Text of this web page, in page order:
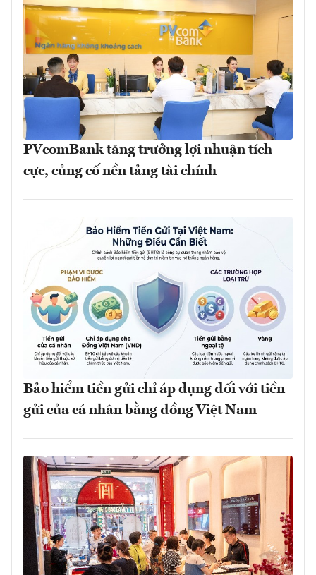
PVcomBank tăng trưởng lợi nhuận tích
cực, củng cố nền tảng tài chính
Bảo hiểm tiền gửi chỉ áp dụng đối với tiền
gửi của cá nhân bằng đồng Việt Nam